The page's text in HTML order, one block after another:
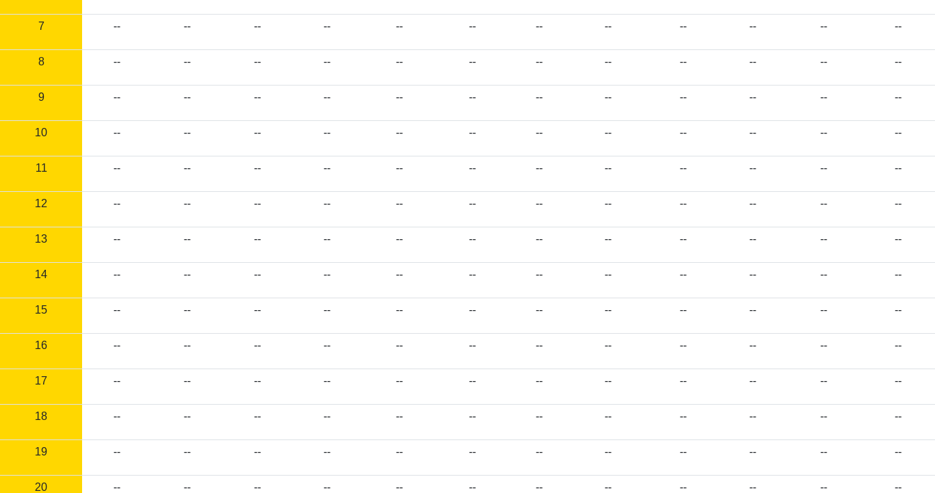
7 -- -- -- -- -- -- -- -- -- -- -- --
8 -- -- -- -- -- -- -- -- -- -- -- --
9 -- -- -- -- -- -- -- -- -- -- -- --
10 -- -- -- -- -- -- -- -- -- -- -- --
11 -- -- -- -- -- -- -- -- -- -- -- --
12 -- -- -- -- -- -- -- -- -- -- -- --
13 -- -- -- -- -- -- -- -- -- -- -- --
14 -- -- -- -- -- -- -- -- -- -- -- --
15 -- -- -- -- -- -- -- -- -- -- -- --
16 -- -- -- -- -- -- -- -- -- -- -- --
17 -- -- -- -- -- -- -- -- -- -- -- --
18 -- -- -- -- -- -- -- -- -- -- -- --
19 -- -- -- -- -- -- -- -- -- -- -- --
20 -- -- -- -- -- -- -- -- -- -- -- --